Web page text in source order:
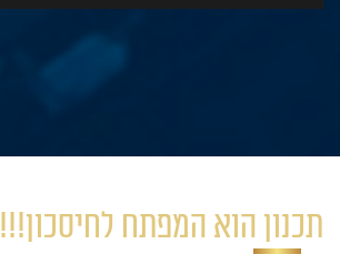
תכנון הוא המפתח לחיסכון!!!